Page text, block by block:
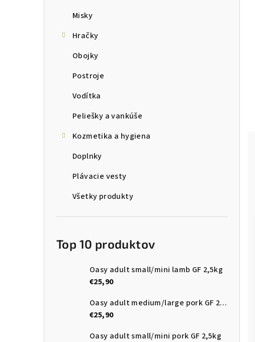
Misky
Hračky
Obojky
Postroje
Vodítka
Peliešky a vankúše
Kozmetika a hygiena
Doplnky
Plávacie vesty
Všetky produkty
Top 10 produktov
Oasy adult small/mini lamb GF 2,5kg
€25,90
Oasy adult medium/large pork GF 2,5kg
€25,90
Oasy adult small/mini pork GF 2,5kg